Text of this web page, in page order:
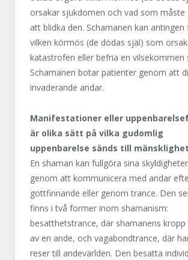
orsakar sjukdomen och vad som
att blidka den. Schamanen kan antingen
vilken körmös (de dödas själ) som
katastrofen eller befria en vilsekommen
Schamanen botar patienter genom att
invaderande andar.
Manifestationer eller
är olika sätt på vilka gudomlig
uppenbarelse sänds till
En shaman kan fullgöra sina
genom att kommunicera med andar
gottfinnande eller genom trance. Den
finns i två former inom shamanism:
besatthetstrance, där shamanens
av en ande, och vagabondtrance, där
reser till andevärlden. Den besatta